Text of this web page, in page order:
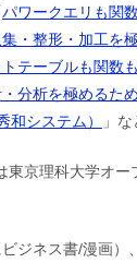
パワークエリも関
・整形・加工を
トテーブルも関数
分析を極めるた
和システム） 」な
東京理科大学オー
ジネス書/漫画）